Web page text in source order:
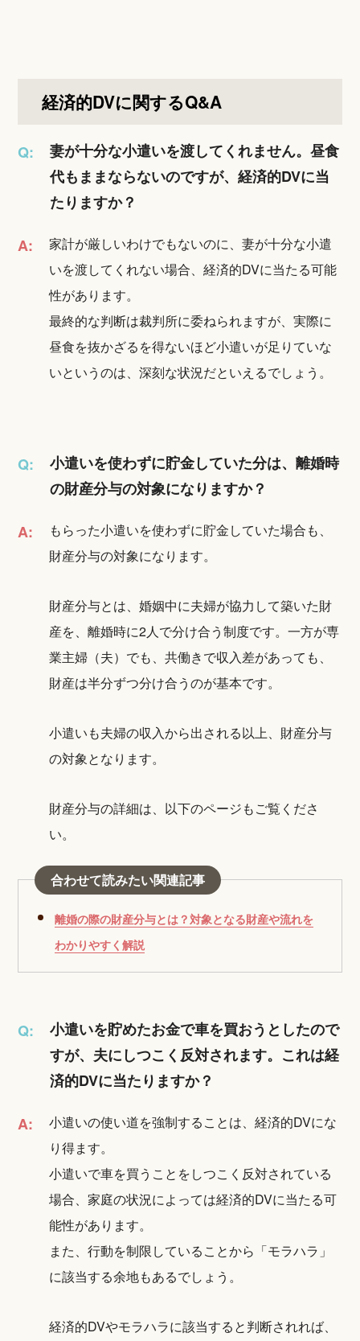
経済的DVに関するQ&A
Q:
妻が十分な小遣いを渡してくれません。昼食
代もままならないのですが、経済的DVに当
たりますか？
A:
家計が厳しいわけでもないのに、妻が十分な小遣
いを渡してくれない場合、経済的DVに当たる可能
性があります。
最終的な判断は裁判所に委ねられますが、実際に
昼食を抜かざるを得ないほど小遣いが足りていな
いというのは、深刻な状況だといえるでしょう。
Q:
小遣いを使わずに貯金していた分は、離婚時
の財産分与の対象になりますか？
A:
もらった小遣いを使わずに貯金していた場合も、
財産分与の対象になります。
財産分与とは、婚姻中に夫婦が協力して築いた財
産を、離婚時に2人で分け合う制度です。一方が専
業主婦（夫）でも、共働きで収入差があっても、
財産は半分ずつ分け合うのが基本です。
小遣いも夫婦の収入から出される以上、財産分与
の対象となります。
財産分与の詳細は、以下のページもご覧くださ
い。
合わせて読みたい関連記事
離婚の際の財産分与とは？対象となる財産や流れを
わかりやすく解説
Q:
小遣いを貯めたお金で車を買おうとしたので
すが、夫にしつこく反対されます。これは経
済的DVに当たりますか？
A:
小遣いの使い道を強制することは、経済的DVにな
り得ます。
小遣いで車を買うことをしつこく反対されている
場合、家庭の状況によっては経済的DVに当たる可
能性があります。
また、行動を制限していることから「モラハラ」
に該当する余地もあるでしょう。
経済的DVやモラハラに該当すると判断されれば、